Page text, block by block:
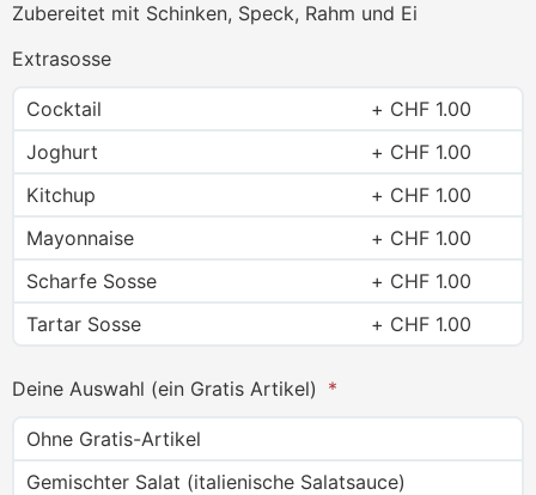
Zubereitet mit Schinken, Speck, Rahm und Ei
Extrasosse
Cocktail CHF 1.00
Joghurt
CHF 1.00
Kitchup
CHF 1.00
Mayonnaise
CHF 1.00
Scharfe Sosse
CHF 1.00
Tartar Sosse
CHF 1.00
Deine Auswahl (ein Gratis Artikel)
Ohne Gratis-Artikel
Gemischter Salat (italienische Salatsauce)